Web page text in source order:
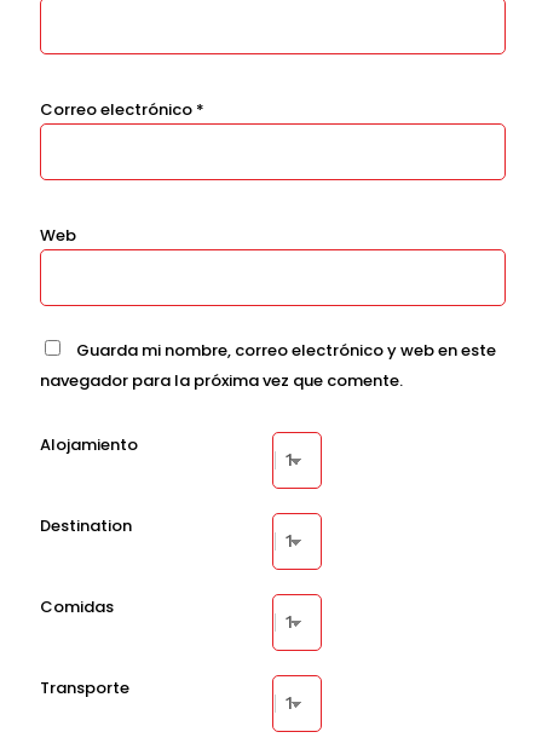
Correo electrónico *
Web
Guarda mi nombre, correo electrónico y web en este
navegador para la próxima vez que comente.
Alojamiento
Destination
Comidas
Transporte